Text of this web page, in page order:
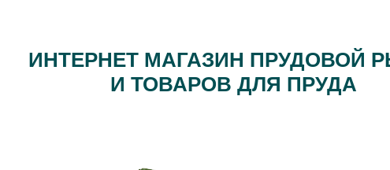
ИНТЕРНЕТ МАГАЗИН ПРУДОВОЙ
И ТОВАРОВ ДЛЯ ПРУДА